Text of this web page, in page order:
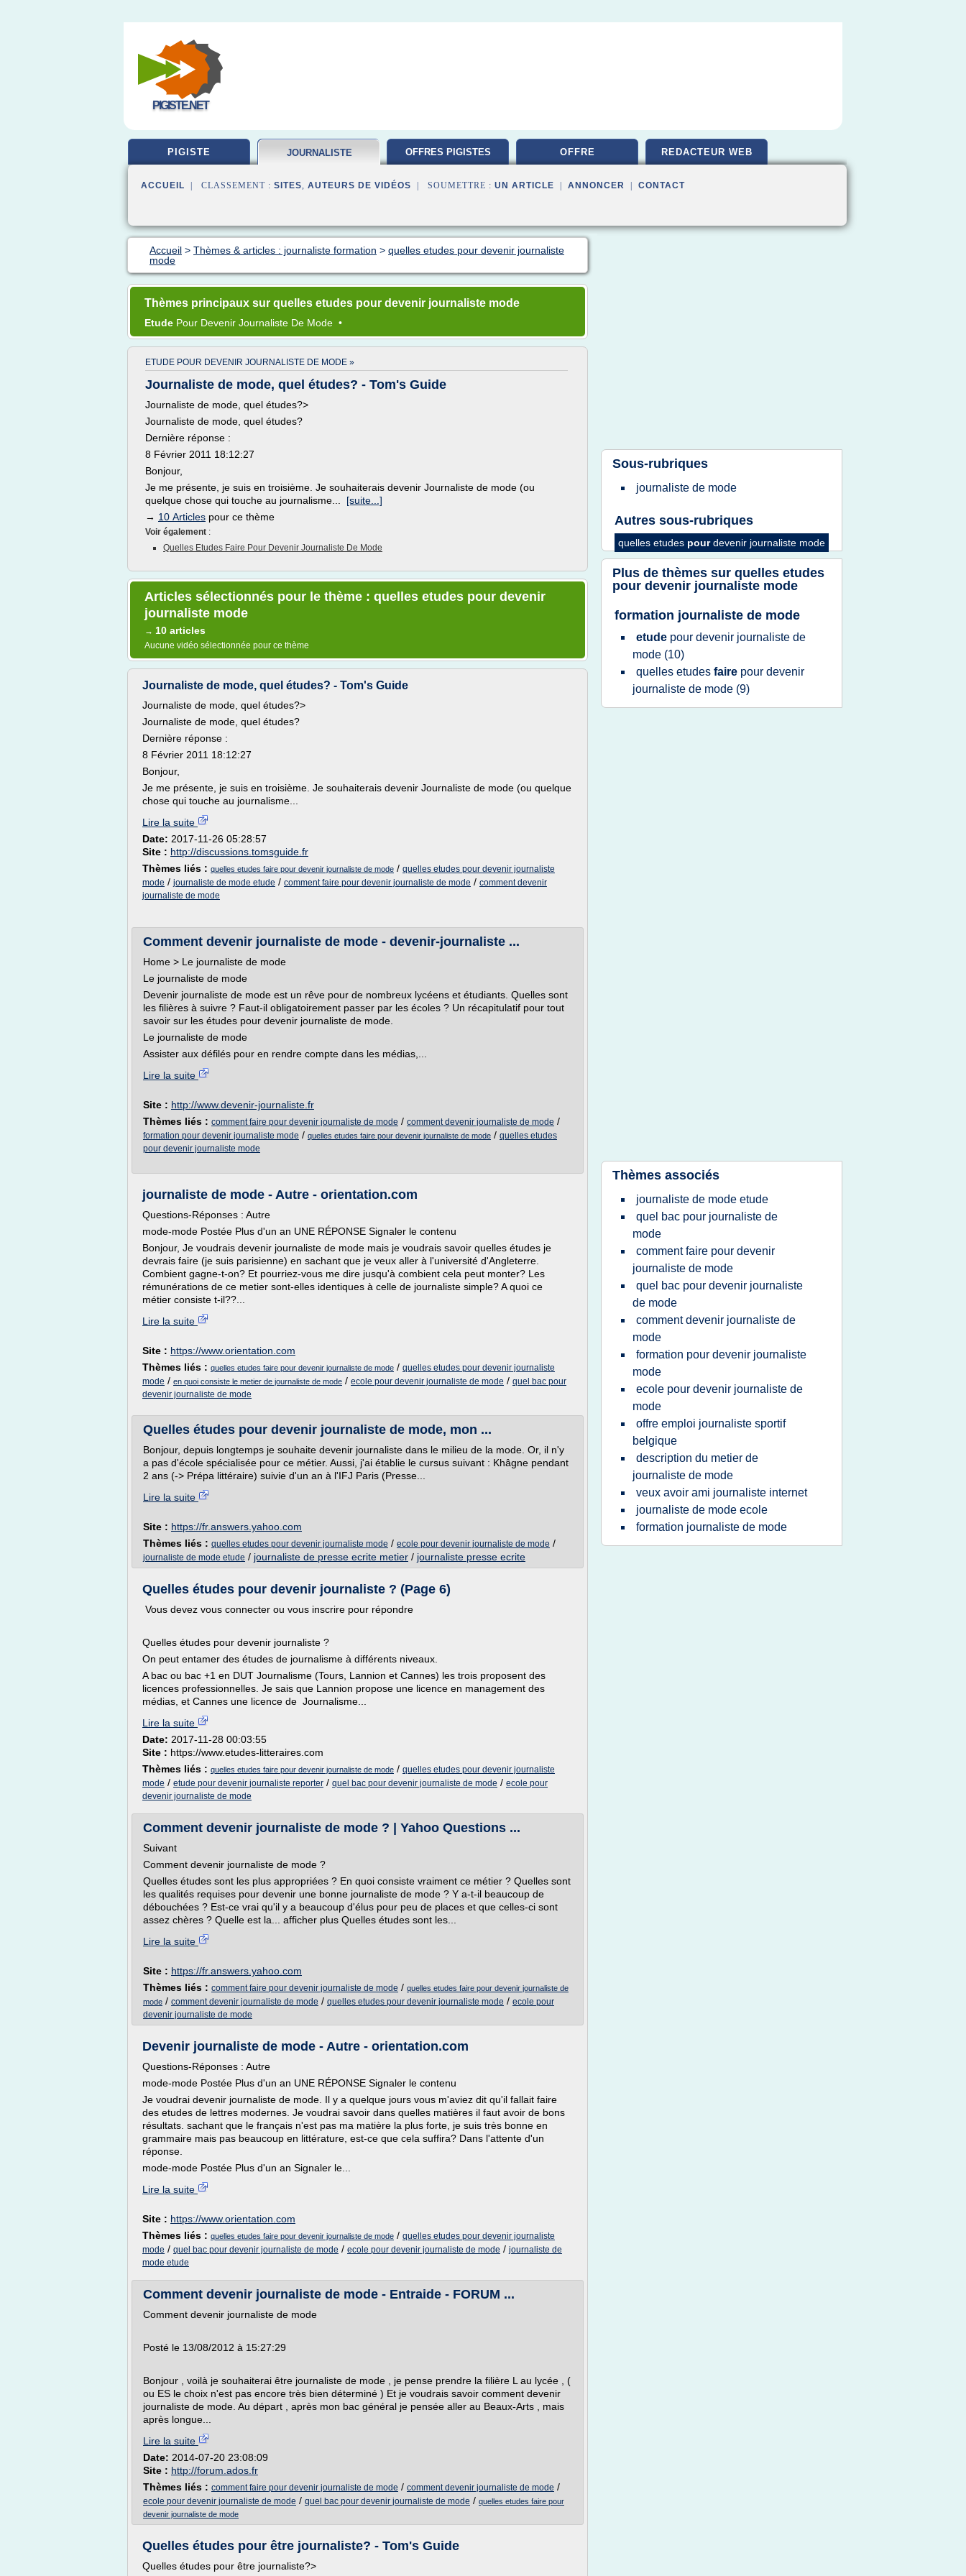
PIGISTE.NET
PIGISTE JOURNALISTE OFFRES PIGISTES OFFRE REDACTEUR WEB
ACCUEIL | CLASSEMENT : SITES, AUTEURS DE VIDÉOS | SOUMETTRE : UN ARTICLE ANNONCER CONTACT
Accueil > Thèmes & articles : journaliste formation > quelles etudes pour devenir journaliste
mode
Thèmes principaux sur quelles etudes pour devenir journaliste mode
Etude Pour Devenir Journaliste De Mode •
ETUDE POUR DEVENIR JOURNALISTE DE MODE »
Journaliste de mode, quel études? - Tom's Guide
Journaliste de mode, quel études?>
Journaliste de mode, quel études?
Dernière réponse :
8 Février 2011 18:12:27
Bonjour,
Je me présente, je suis en troisième. Je souhaiterais devenir Journaliste de mode (ou
quelque chose qui touche au journalisme... [suite...]
→ 10 Articles pour ce thème
Voir également :
Quelles Etudes Faire Pour Devenir Journaliste De Mode
Articles sélectionnés pour le thème : quelles etudes pour devenir
journaliste mode
→ 10 articles
Aucune vidéo sélectionnée pour ce thème
Journaliste de mode, quel études? - Tom's Guide
Journaliste de mode, quel études?>
Journaliste de mode, quel études?
Dernière réponse :
8 Février 2011 18:12:27
Bonjour,
Je me présente, je suis en troisième. Je souhaiterais devenir Journaliste de mode (ou quelque
chose qui touche au journalisme...
Lire la suite
Date: 2017-11-26 05:28:57
Site : http://discussions.tomsguide.fr
Thèmes liés : quelles etudes faire pour devenir journaliste de mode / quelles etudes pour devenir journaliste
mode / journaliste de mode etude / comment faire pour devenir journaliste de mode / comment devenir
journaliste de mode
Comment devenir journaliste de mode - devenir-journaliste ...
Home > Le journaliste de mode
Le journaliste de mode
Devenir journaliste de mode est un rêve pour de nombreux lycéens et étudiants. Quelles sont
les filières à suivre ? Faut-il obligatoirement passer par les écoles ? Un récapitulatif pour tout
savoir sur les études pour devenir journaliste de mode.
Le journaliste de mode
Assister aux défilés pour en rendre compte dans les médias,...
Lire la suite
Site : http://www.devenir-journaliste.fr
Thèmes liés : comment faire pour devenir journaliste de mode / comment devenir journaliste de mode /
formation pour devenir journaliste mode / quelles etudes faire pour devenir journaliste de mode / quelles etudes
pour devenir journaliste mode
journaliste de mode - Autre - orientation.com
Questions-Réponses : Autre
mode-mode Postée Plus d'un an UNE RÉPONSE Signaler le contenu
Bonjour, Je voudrais devenir journaliste de mode mais je voudrais savoir quelles études je
devrais faire (je suis parisienne) en sachant que je veux aller à l'université d'Angleterre.
Combient gagne-t-on? Et pourriez-vous me dire jusqu'à combient cela peut monter? Les
rémunérations de ce metier sont-elles identiques à celle de journaliste simple? A quoi ce
métier consiste t-il??...
Lire la suite
Site : https://www.orientation.com
Thèmes liés : quelles etudes faire pour devenir journaliste de mode / quelles etudes pour devenir journaliste
mode / en quoi consiste le metier de journaliste de mode / ecole pour devenir journaliste de mode / quel bac pour
devenir journaliste de mode
Quelles études pour devenir journaliste de mode, mon ...
Bonjour, depuis longtemps je souhaite devenir journaliste dans le milieu de la mode. Or, il n'y
a pas d'école spécialisée pour ce métier. Aussi, j'ai établie le cursus suivant : Khâgne pendant
2 ans (-> Prépa littéraire) suivie d'un an à l'IFJ Paris (Presse...
Lire la suite
Site : https://fr.answers.yahoo.com
Thèmes liés : quelles etudes pour devenir journaliste mode / ecole pour devenir journaliste de mode /
journaliste de mode etude / journaliste de presse ecrite metier / journaliste presse ecrite
Quelles études pour devenir journaliste ? (Page 6)
Vous devez vous connecter ou vous inscrire pour répondre
Quelles études pour devenir journaliste ?
On peut entamer des études de journalisme à différents niveaux.
A bac ou bac +1 en DUT Journalisme (Tours, Lannion et Cannes) les trois proposent des
licences professionnelles. Je sais que Lannion propose une licence en management des
médias, et Cannes une licence de Journalisme...
Lire la suite
Date: 2017-11-28 00:03:55
Site : https://www.etudes-litteraires.com
Thèmes liés : quelles etudes faire pour devenir journaliste de mode / quelles etudes pour devenir journaliste
mode / etude pour devenir journaliste reporter / quel bac pour devenir journaliste de mode / ecole pour
devenir journaliste de mode
Comment devenir journaliste de mode ? | Yahoo Questions ...
Suivant
Comment devenir journaliste de mode ?
Quelles études sont les plus appropriées ? En quoi consiste vraiment ce métier ? Quelles sont
les qualités requises pour devenir une bonne journaliste de mode ? Y a-t-il beaucoup de
débouchées ? Est-ce vrai qu'il y a beaucoup d'élus pour peu de places et que celles-ci sont
assez chères ? Quelle est la... afficher plus Quelles études sont les...
Lire la suite
Site : https://fr.answers.yahoo.com
Thèmes liés : comment faire pour devenir journaliste de mode / quelles etudes faire pour devenir journaliste de
mode / comment devenir journaliste de mode / quelles etudes pour devenir journaliste mode / ecole pour
devenir journaliste de mode
Devenir journaliste de mode - Autre - orientation.com
Questions-Réponses : Autre
mode-mode Postée Plus d'un an UNE RÉPONSE Signaler le contenu
Je voudrai devenir journaliste de mode. Il y a quelque jours vous m'aviez dit qu'il fallait faire
des etudes de lettres modernes. Je voudrai savoir dans quelles matières il faut avoir de bons
résultats. sachant que le français n'est pas ma matière la plus forte, je suis très bonne en
grammaire mais pas beaucoup en littérature, est-ce que cela suffira? Dans l'attente d'un
réponse.
mode-mode Postée Plus d'un an Signaler le...
Lire la suite
Site : https://www.orientation.com
Thèmes liés : quelles etudes faire pour devenir journaliste de mode / quelles etudes pour devenir journaliste
mode / quel bac pour devenir journaliste de mode / ecole pour devenir journaliste de mode / journaliste de
mode etude
Comment devenir journaliste de mode - Entraide - FORUM ...
Comment devenir journaliste de mode
Posté le 13/08/2012 à 15:27:29
Bonjour , voilà je souhaiterai être journaliste de mode , je pense prendre la filière L au lycée , (
ou ES le choix n'est pas encore très bien déterminé ) Et je voudrais savoir comment devenir
journaliste de mode. Au départ , après mon bac général je pensée aller au Beaux-Arts , mais
après longue...
Lire la suite
Date: 2014-07-20 23:08:09
Site : http://forum.ados.fr
Thèmes liés : comment faire pour devenir journaliste de mode / comment devenir journaliste de mode /
ecole pour devenir journaliste de mode / quel bac pour devenir journaliste de mode / quelles etudes faire pour
devenir journaliste de mode
Quelles études pour être journaliste? - Tom's Guide
Quelles études pour être journaliste?>
Sous-rubriques
journaliste de mode
Autres sous-rubriques
quelles etudes pourdevenir journaliste mode
Plus de thèmes sur quelles etudes
pour devenir journaliste mode
formation journaliste de mode
etude pour devenir journaliste de
mode (10)
quelles etudes faire pour devenir
journaliste de mode (9)
Thèmes associés
journaliste de mode etude
quel bac pour journaliste de
mode
comment faire pour devenir
journaliste de mode
quel bac pour devenir journaliste
de mode
comment devenir journaliste de
mode
formation pour devenir journaliste
mode
ecole pour devenir journaliste de
mode
offre emploi journaliste sportif
belgique
description du metier de
journaliste de mode
veux avoir ami journaliste internet
journaliste de mode ecole
formation journaliste de mode